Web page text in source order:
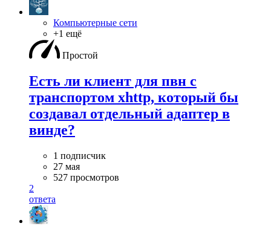
Компьютерные сети
+1 ещё
Простой
Есть ли клиент для пвн с
транспортом xhttp, который бы
создавал отдельный адаптер в
винде?
1 подписчик
27 мая
527 просмотров
2
ответа